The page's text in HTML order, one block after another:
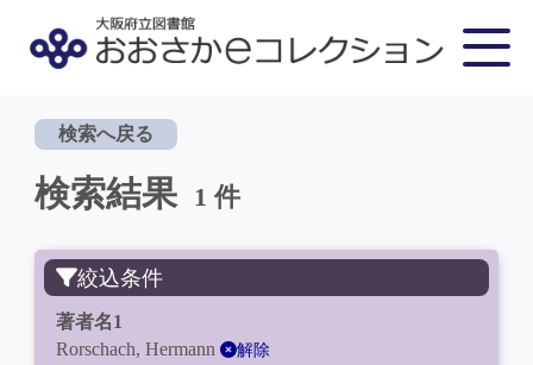
検索へ戻る
検索結果 1 件
絞込条件
著者名1
Rorschach, Hermann
解除